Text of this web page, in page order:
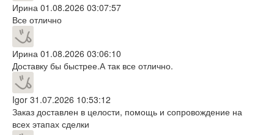
Ирина 01.08.2026 03:07:57
Все отлично
Ирина 01.08.2026 03:06:10
Доставку бы быстрее.А так все отлично.
Igor 31.07.2026 10:53:12
Заказ доставлен в целости, помощь и сопровождение на
всех этапах сделки